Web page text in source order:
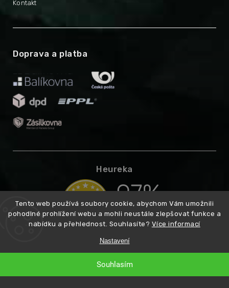
Tento web používá soubory cookie, abychom Vám umožnili
pohodlné prohlížení webu a mohli neustále zlepšovat funkce a
nabídku a přehlednost. Souhlasíte? Více informací
Nastavení
Souhlasím
Kontakt
Doprava a platba
Heureka
Vytvořil
Higarden.cz. Všechna práva vyhrazena.